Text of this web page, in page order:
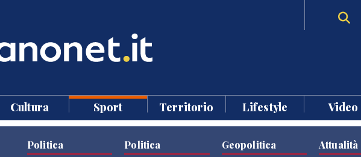
Cultura Sport Territorio Lifestyle Video
Politica Politica Geopolitica Attualità